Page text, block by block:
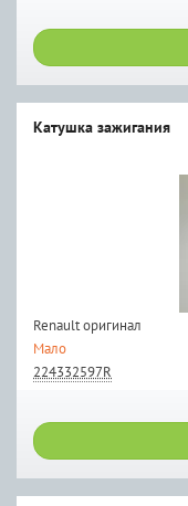
Катушка зажигания
Renault оригинал
Мало
224332597R